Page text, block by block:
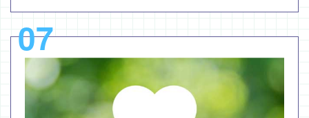
07